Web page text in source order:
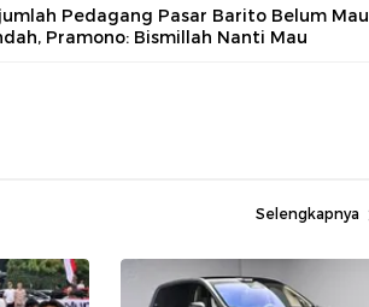
Pedagang Pasar Barito Belum Mau
Pramono: Bismillah Nanti Mau
Selengkapnya